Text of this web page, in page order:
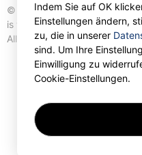
© Gettransport International
is trademark of Gettransport
All rights reserved.
Indem Sie auf OK
Einstellungen ändern,
zu, die in unserer
sind. Um Ihre
Einwilligung zu
Cookie-Einstellungen.